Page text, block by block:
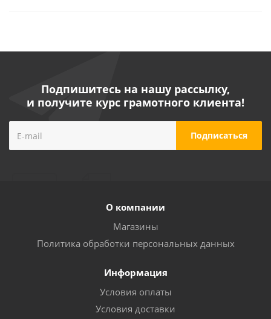
Подпишитесь на нашу рассылку,
и получите курс грамотного клиента!
О компании
Магазины
Политика обработки персональных данных
Информация
Условия оплаты
Условия доставки